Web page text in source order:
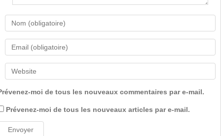
moi de tous les nouveaux commentaires par e-mail.
Prévenez-moi de tous les nouveaux articles par e-mail.